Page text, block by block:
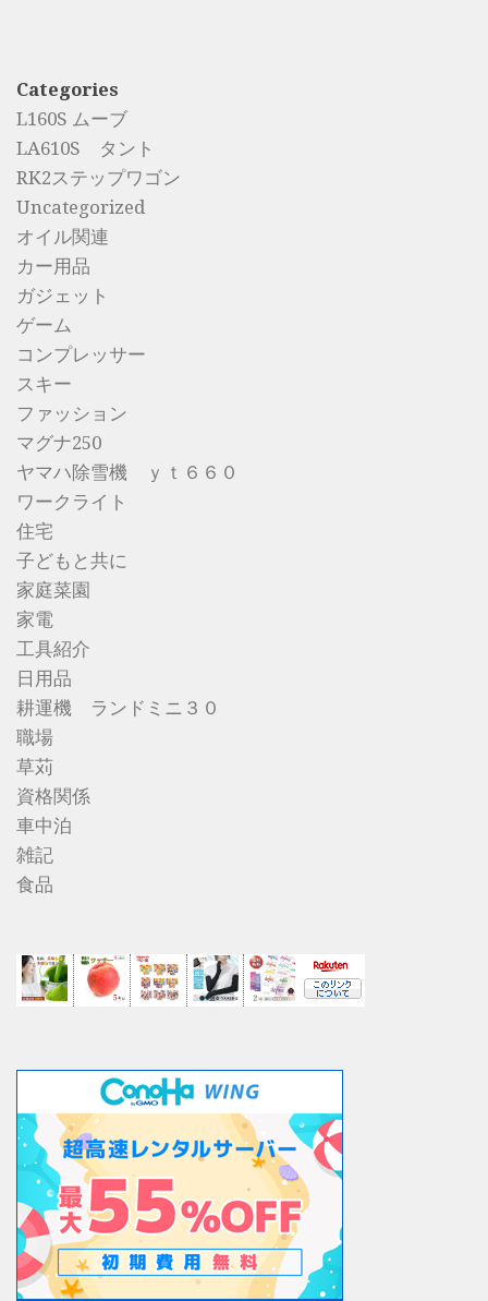
Categories
L160S ムーブ
LA610S タント
RK2ステップワゴン
Uncategorized
オイル関連
カー用品
ガジェット
ゲーム
コンプレッサー
スキー
ファッション
マグナ250
ヤマハ除雪機 ｙｔ６６０
ワークライト
住宅
子どもと共に
家庭菜園
家電
工具紹介
日用品
耕運機 ランドミニ３０
職場
草苅
資格関係
車中泊
雑記
食品